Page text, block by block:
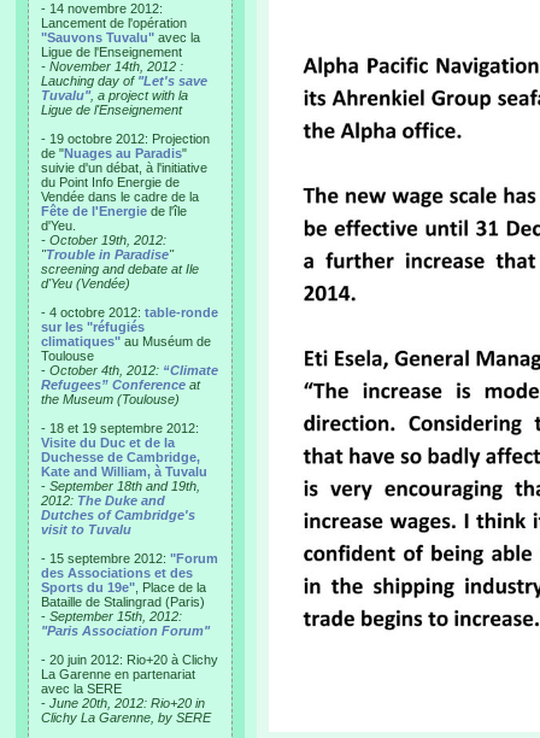
- 14 novembre 2012:
Lancement de l'opération
"Sauvons Tuvalu" avec la
Ligue de l'Enseignement
- November 14th, 2012 :
Lauching day of "Let's save
Tuvalu", a project with la
Ligue de l'Enseignement
- 19 octobre 2012: Projection
de "Nuages au Paradis"
suivie d'un débat, à l'initiative
du Point Info Energie de
Vendée dans le cadre de la
Fête de l'Energie de l'île
d'Yeu.
- October 19th, 2012:
"Trouble in Paradise"
screening and debate at Ile
d'Yeu (Vendée)
- 4 octobre 2012: table-ronde
sur les "réfugiés
climatiques" au Muséum de
Toulouse
- October 4th, 2012: “Climate
Refugees” Conference at
the Museum (Toulouse)
- 18 et 19 septembre 2012:
Visite du Duc et de la
Duchesse de Cambridge,
Kate and William, à Tuvalu
- September 18th and 19th,
2012: The Duke and
Dutches of Cambridge's
visit to Tuvalu
- 15 septembre 2012: "Forum
des Associations et des
Sports du 19e" , Place de la
Bataille de Stalingrad (Paris)
- September 15th, 2012:
"Paris Association Forum"
- 20 juin 2012: Rio+20 à Clichy
La Garenne en partenariat
avec la SERE
- June 20th, 2012: Rio+20 in
Clichy La Garenne, by SERE